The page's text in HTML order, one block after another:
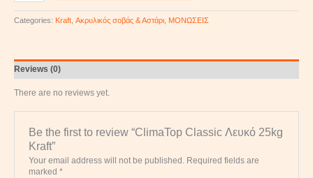
Categories: Kraft, Ακρυλικός σοβάς & Αστάρι, ΜΟΝΩΣΕΙΣ
Reviews (0)
There are no reviews yet.
Be the first to review “ClimaTop Classic Λευκό 25kg
Kraft”
Your email address will not be published. Required fields are
marked *